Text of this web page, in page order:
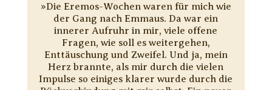
​»Die Eremos-Wochen waren für mich wie
der Gang nach Emmaus. Da war ein
innerer Aufruhr in mir, viele offene
Fragen, wie soll es weitergehen,
Enttäuschung und Zweifel. Und ja, mein
Herz brannte, als mir durch die vielen
Impulse so einiges klarer wurde durch die